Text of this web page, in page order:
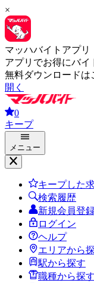
×
マッハバイトアプリ
アプリでお得にバイ
無料ダウンロードは
開く
0
キープ
メニュー
キープした
検索履歴
新規会員登
ログイン
ヘルプ
エリアから
駅から探す
職種から探す